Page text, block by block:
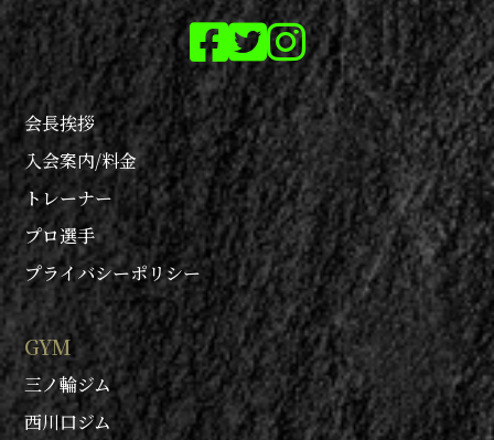
会長挨拶
入会案内/料金
トレーナー
プロ選手
プライバシーポリシー
GYM
三ノ輪ジム
西川口ジム